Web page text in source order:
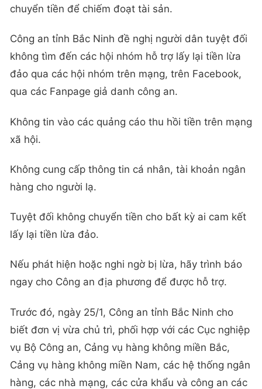
chuyển tiền để chiếm đoạt tài sản.
Công an tỉnh Bắc Ninh đề nghị người dân tuyệt đối
không tìm đến các hội nhóm hỗ trợ lấy lại tiền lừa
đảo qua các hội nhóm trên mạng, trên Facebook,
qua các Fanpage giả danh công an.
Không tin vào các quảng cáo thu hồi tiền trên mạng
xã hội.
Không cung cấp thông tin cá nhân, tài khoản ngân
hàng cho người lạ.
Tuyệt đối không chuyển tiền cho bất kỳ ai cam kết
lấy lại tiền lừa đảo.
Nếu phát hiện hoặc nghi ngờ bị lừa, hãy trình báo
ngay cho Công an địa phương để được hỗ trợ.
Trước đó, ngày 25/1, Công an tỉnh Bắc Ninh cho
biết đơn vị vừa chủ trì, phối hợp với các Cục nghiệp
vụ Bộ Công an, Cảng vụ hàng không miền Bắc,
Cảng vụ hàng không miền Nam, các hệ thống ngân
hàng, các nhà mạng, các cửa khẩu và công an các